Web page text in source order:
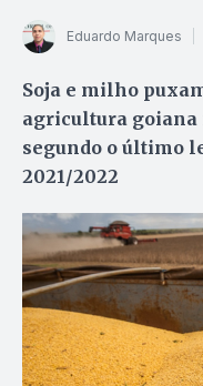
Eduardo Marques
Soja e milho
agricultura goiana
segundo o último
2021/2022